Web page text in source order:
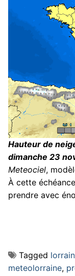
Hauteur de
dimanche 23
Meteociel,
À cette
prendre avec
Tagged
meteolorraine,